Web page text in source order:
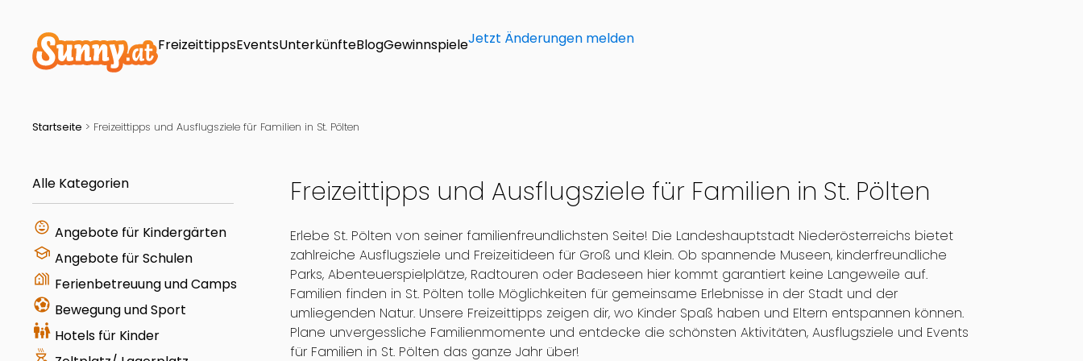
FreizeittippsEventsUnterkünfteBlogGewinnspieleJetzt Änderungen melden
Startseite > Freizeittipps und Ausflugsziele für Familien in St. Pölten
Alle Kategorien
child_care Angebote für Kindergärten
school Angebote für Schulen
holiday_village Ferienbetreuung und Camps
sports_and_outdoors Bewegung und Sport
family_restroom Hotels für Kinder
outdoor_grill
Freizeittipps und Ausflugsziele für Familien in St. Pölten
Erlebe St. Pölten von seiner familienfreundlichsten Seite! Die Landeshauptstadt Niederösterreichs bietet
zahlreiche Ausflugsziele und Freizeitideen für Groß und Klein. Ob spannende Museen, kinderfreundliche
Parks, Abenteuerspielplätze, Radtouren oder Badeseen hier kommt garantiert keine Langeweile auf.
Familien finden in St. Pölten tolle Möglichkeiten für gemeinsame Erlebnisse in der Stadt und der
umliegenden Natur. Unsere Freizeittipps zeigen dir, wo Kinder Spaß haben und Eltern entspannen können.
Plane unvergessliche Familienmomente und entdecke die schönsten Aktivitäten, Ausflugsziele und Events
für Familien in St. Pölten das ganze Jahr über!